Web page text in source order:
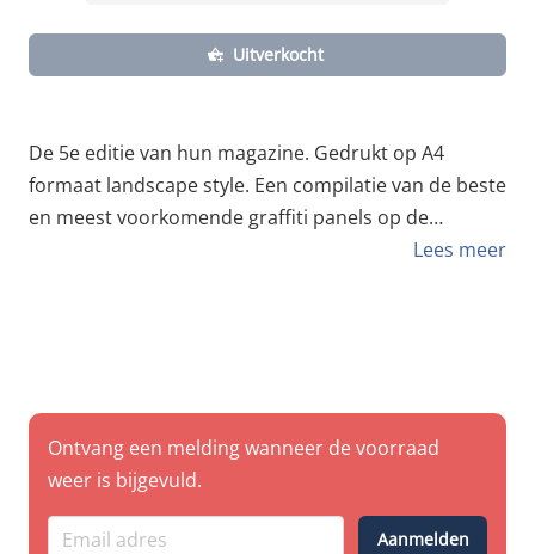
Uitverkocht
De 5e editie van hun magazine. Gedrukt op A4
formaat landscape style. Een compilatie van de beste
en meest voorkomende graffiti panels op de
Nederlandse Spoorwegen en Nederlandse Metro
naiko, biksen, broer, broken, upset, eizpot, skech,
polos, fortune, because the night, dinero, rwrz,
wegas, crikce, imp, tech, crook, re-g, asoer, nike,
snide, wifis, riots, tears, dmg, cleo, acab, break,
Lees meer
Ontvang een melding wanneer de voorraad
weer is bijgevuld.
Aanmelden